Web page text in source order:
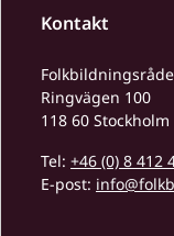
Kontakt
Ringvägen 100
118 60 Stockholm
Tel: +46 (0) 8 412
E-post: